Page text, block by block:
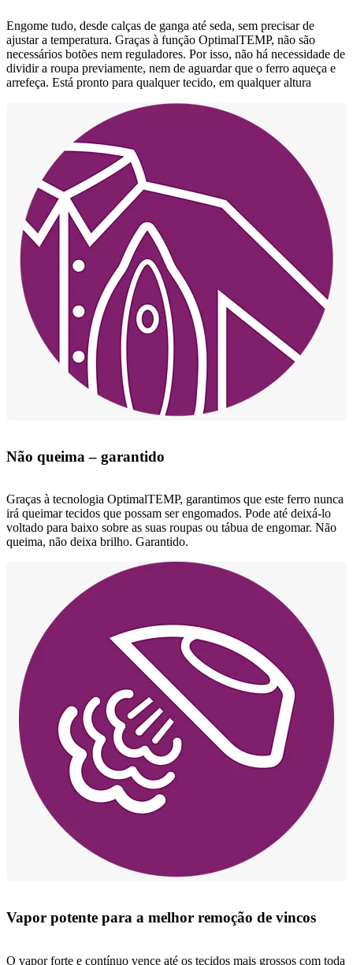
Engome tudo, desde calças de ganga até seda, sem precisar de
ajustar a temperatura. Graças à função OptimalTEMP, não são
necessários botões nem reguladores. Por isso, não há necessidade de
dividir a roupa previamente, nem de aguardar que o ferro aqueça e
arrefeça. Está pronto para qualquer tecido, em qualquer altura
Não queima – garantido
Graças à tecnologia OptimalTEMP, garantimos que este ferro nunca
irá queimar tecidos que possam ser engomados. Pode até deixá-lo
voltado para baixo sobre as suas roupas ou tábua de engomar. Não
queima, não deixa brilho. Garantido.
Vapor potente para a melhor remoção de vincos
O vapor forte e contínuo vence até os tecidos mais grossos com toda